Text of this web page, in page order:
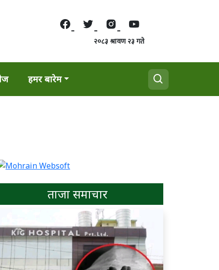
२०८३ श्रावण २३ गते
हमर बारेम
ताजा समाचार